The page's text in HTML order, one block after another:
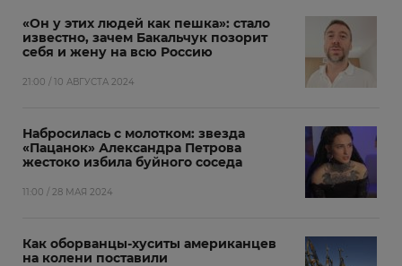
«Он у этих людей как пешка»: стало
известно, зачем Бакальчук позорит
себя и жену на всю Россию
21:00 / 10 АВГУСТА 2024
Набросилась с молотком: звезда
«Пацанок» Александра Петрова
жестоко избила буйного соседа
11:00 / 28 МАЯ 2024
Как оборванцы-хуситы американцев
на колени поставили